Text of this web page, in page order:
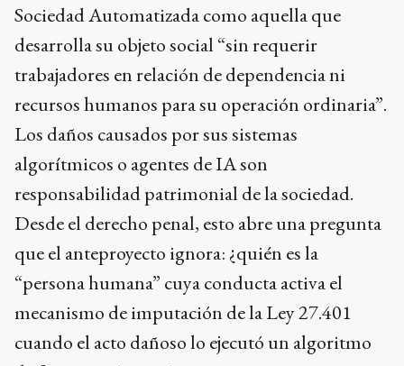
Sociedad Automatizada como aquella que
desarrolla su objeto social “sin requerir
trabajadores en relación de dependencia ni
recursos humanos para su operación ordinaria”.
Los daños causados por sus sistemas
algorítmicos o agentes de IA son
responsabilidad patrimonial de la sociedad.
Desde el derecho penal, esto abre una pregunta
que el anteproyecto ignora: ¿quién es la
“persona humana” cuya conducta activa el
mecanismo de imputación de la Ley 27.401
cuando el acto dañoso lo ejecutó un algoritmo